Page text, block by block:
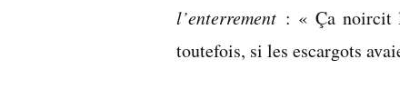
l’enterrement : « Ça noircit
toutefois, si les escargots